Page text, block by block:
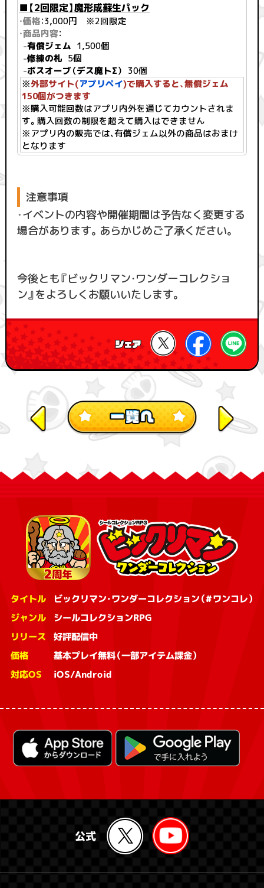
■【2回限定】魔形成蘇生パック
・価格：3,000円 ※2回限定
・商品内容：
-有償ジェム 1,500個
-修練の札 5個
-ボスオーブ（デス魔トΣ） 30個
※外部サイト(アプリペイ)で購入すると、無償ジェム
150個がつきます
※購入可能回数はアプリ内外を通じてカウントされま
す。購入回数の制限を超えて購入はできません
※アプリ内の販売では、有償ジェム以外の商品はおまけ
となります
注意事項
・イベントの内容や開催期間は予告なく変更する
場合があります。あらかじめご了承ください。
今後とも『ビックリマン・ワンダーコレクショ
ン』をよろしくお願いいたします。
タイトル ビックリマン・ワンダーコレクション（#ワンコレ）
ジャンル シールコレクションRPG
リリース 好評配信中
価格 基本プレイ無料（一部アイテム課金）
対応OS iOS/Android